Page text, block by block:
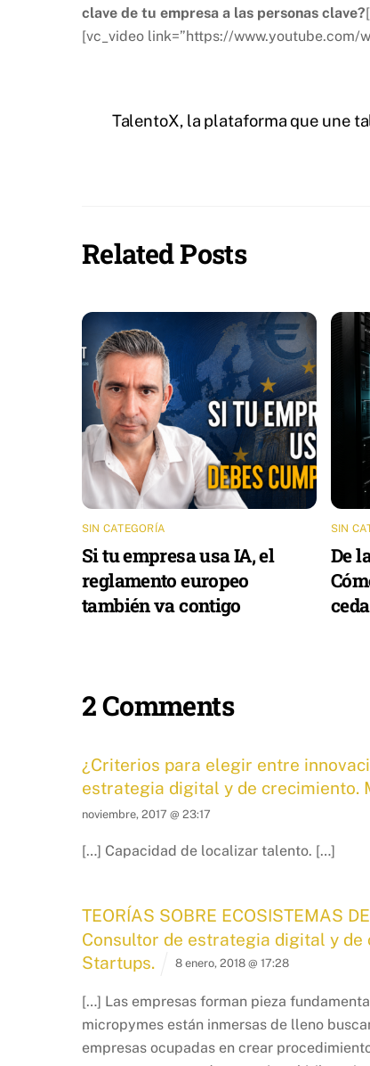
clave de tu empresa a las personas clave?
[vc_video link=”https://www.youtube.com/
TalentoX, la plataforma que une
Related Posts
SIN CATEGORÍA
Si tu empresa usa IA, el
reglamento europeo
también va contigo
SIN
De
2 Comments
¿Criterios para elegir entre
estrategia digital y de crecimiento.
noviembre, 2017 @ 23:17
[…] Capacidad de localizar talento. […]
TEORÍAS SOBRE ECOSISTEMAS
Consultor de estrategia digital y
Startups.
8 enero, 2018 @ 17:28
[…] Las empresas forman pieza
micropymes están inmersas de lleno
empresas ocupadas en crear